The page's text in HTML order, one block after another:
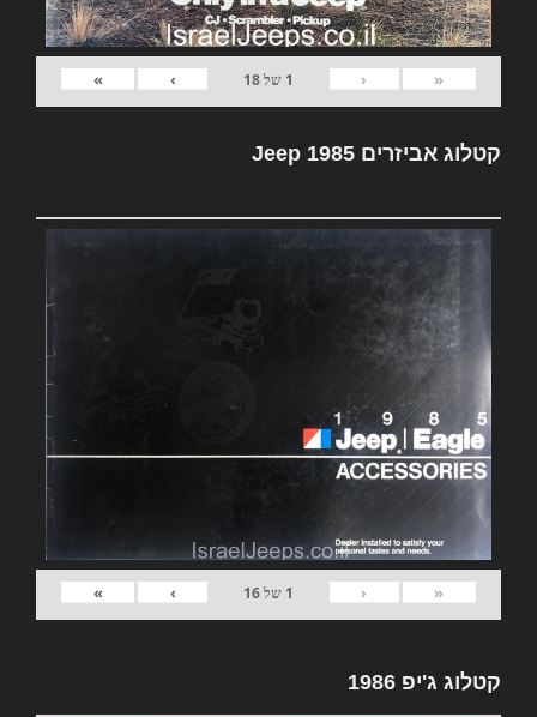
«
‹
1 של18
›
»
קטלוג אביזרים Jeep 1985
«
‹
1 של16
›
»
קטלוג ג'יפ 1986